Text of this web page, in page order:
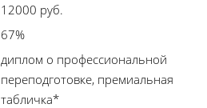
12000 руб.
67%
диплом о профессиональной
переподготовке, премиальная
табличка*